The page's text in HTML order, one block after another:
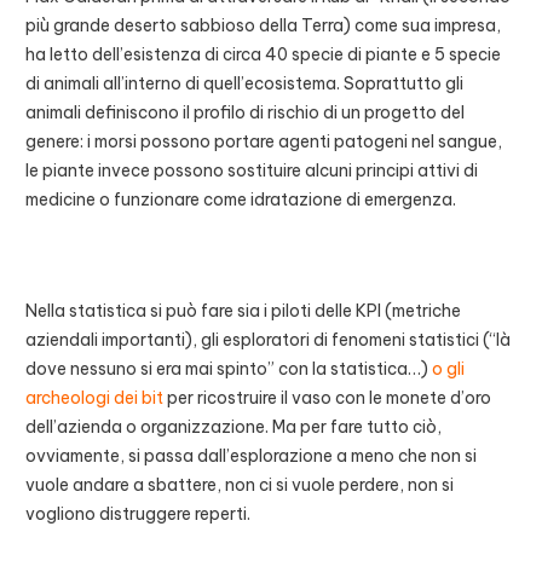
più grande deserto sabbioso della Terra) come sua impresa,
ha letto dell’esistenza di circa 40 specie di piante e 5 specie
di animali all’interno di quell’ecosistema. Soprattutto gli
animali definiscono il profilo di rischio di un progetto del
genere: i morsi possono portare agenti patogeni nel sangue,
le piante invece possono sostituire alcuni principi attivi di
medicine o funzionare come idratazione di emergenza.
Nella statistica si può fare sia i piloti delle KPI (metriche
aziendali importanti), gli esploratori di fenomeni statistici (“là
dove nessuno si era mai spinto” con la statistica…)o gli
archeologi dei bitper ricostruire il vaso con le monete d’oro
dell’azienda o organizzazione. Ma per fare tutto ciò,
ovviamente, si passa dall’esplorazione a meno che non si
vuole andare a sbattere, non ci si vuole perdere, non si
vogliono distruggere reperti.